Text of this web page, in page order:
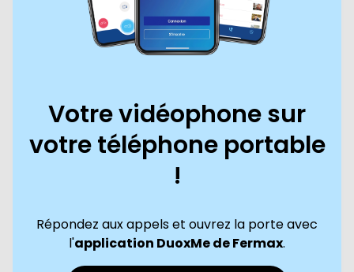
Votre vidéophone sur
votre téléphone portable
!
Répondez aux appels et ouvrez la porte avec
l'application DuoxMe de Fermax.